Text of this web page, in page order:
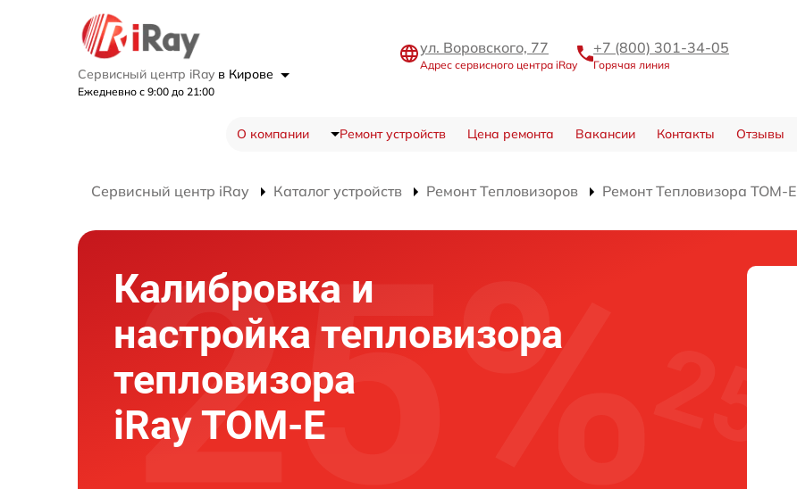
Сервисный центр iRay в Кирове
Ежедневно с 9:00 до 21:00
ул. Воровского, 77
Адрес сервисного центра iRay
+7 (800) 301-34-05
Горячая линия
О компании Ремонт устройств Цена ремонта Вакансии Контакты Отзывы
Сервисный центр iRay Каталог устройств Ремонт Тепловизоров Ремонт Тепловизора TOM-E
Калибровка и
настройка тепловизора
тепловизора
iRay TOM-E